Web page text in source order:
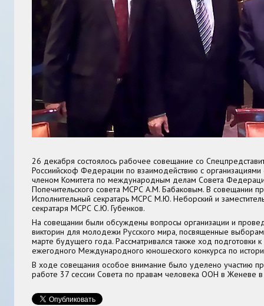
26 декабря состоялось рабочее совещание со
Россиийскоф Федерации по взаимодействию с организациями
членом Комитета по международным делам Совета
Попечительского совета МСРС А.М. Бабаковым. В совещании
Исполнительный секратарь МСРС М.Ю. Неборский и
секратаря МСРС С.Ю. Губенков.
На совещании были обсуждены вопросы организации и
викторин для молодежи Русского мира, посвященные
марте будущего года. Рассматривался также ход подготовки
ежегодного Международного юношеского конкурса по
В ходе совещания особое внимание было уделено участию
работе 37 сессии Совета по правам человека ООН в Женеве